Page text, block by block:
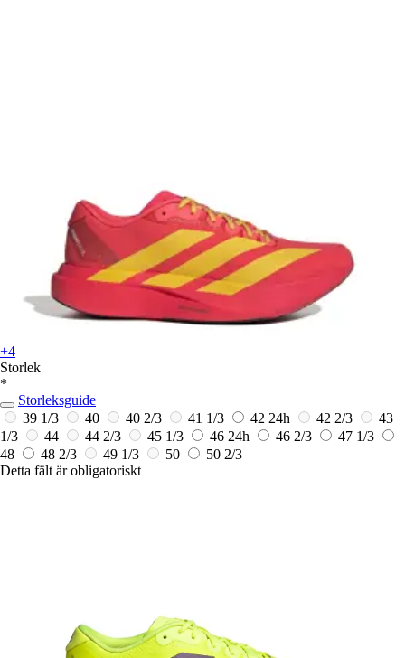
+4
Storlek
*
Storleksguide
39 1/3
40 40 2/3 41 1/3 42 24h 42 2/3
43
1/3
44 44 2/3 45 1/3 46 24h 46 2/3
47 1/3
48
48 2/3 49 1/3 50
50 2/3
Detta fält är obligatoriskt